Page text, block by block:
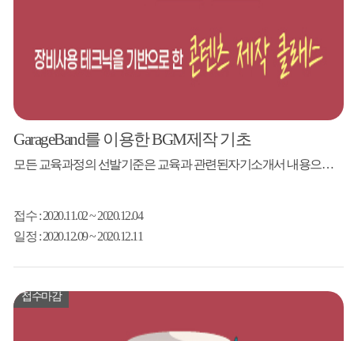
GarageBand를 이용한 BGM제작 기초
모든 교육과정의 선발기준은 교육과 관련된자기소개서 내용으로 강사님께서 선발할 예정입니다.(강의 난이도 조율) 강사 오렌지노(이진호) '오렌지노의 영상 편집을 위한 유튜브 배경음악' 외 4권 저자 모집대상 영상콘텐츠를 보유한 도민 20인 강의내용 1. 개러지밴드 소개, 화면 구성 2. 애플루프 믹싱으로 간단히 만들기 3. 리듬 | 드럼 연주, Drummer...
접수: 2020.11.02 ~ 2020.12.04
일정 : 2020.12.09 ~ 2020.12.11
접수마감